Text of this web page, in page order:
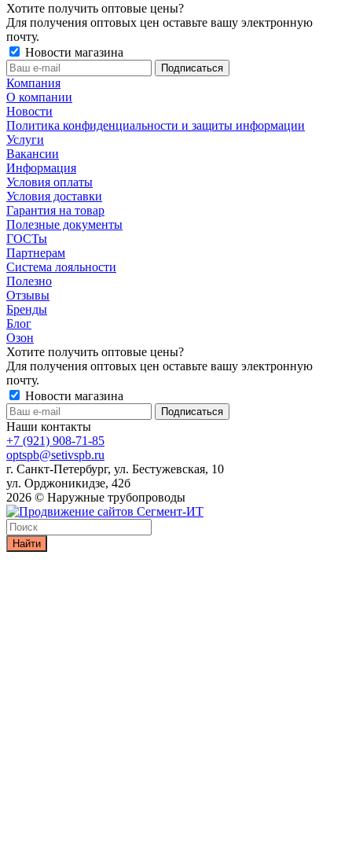
Хотите получить оптовые цены?
Для получения оптовых цен оставьте вашу электронную
почту.
Новости магазина
Компания
О компании
Новости
Политика конфиденциальности и защиты информации
Услуги
Вакансии
Информация
Условия оплаты
Условия доставки
Гарантия на товар
Полезные документы
ГОСТы
Партнерам
Система лояльности
Полезно
Отзывы
Бренды
Блог
Озон
Хотите получить оптовые цены?
Для получения оптовых цен оставьте вашу электронную
почту.
Новости магазина
Наши контакты
+7 (921) 908-71-85
optspb@setivspb.ru
г. Санкт-Петербург, ул. Бестужевская, 10
ул. Орджоникидзе, 42б
2026 © Наружные трубопроводы
Найти